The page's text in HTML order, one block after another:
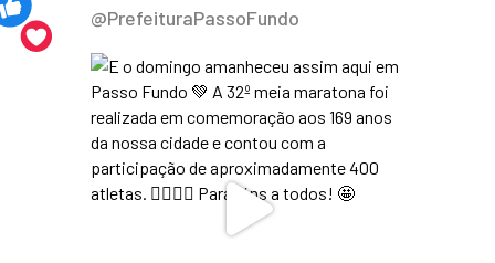
@PrefeituraPassoFundo